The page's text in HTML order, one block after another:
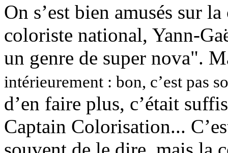
On s’est bien amusés sur
coloriste national, Yann-
un genre de super nova".
intérieurement : bon, c’est pas
d’en faire plus, c’était
Captain Colorisation...